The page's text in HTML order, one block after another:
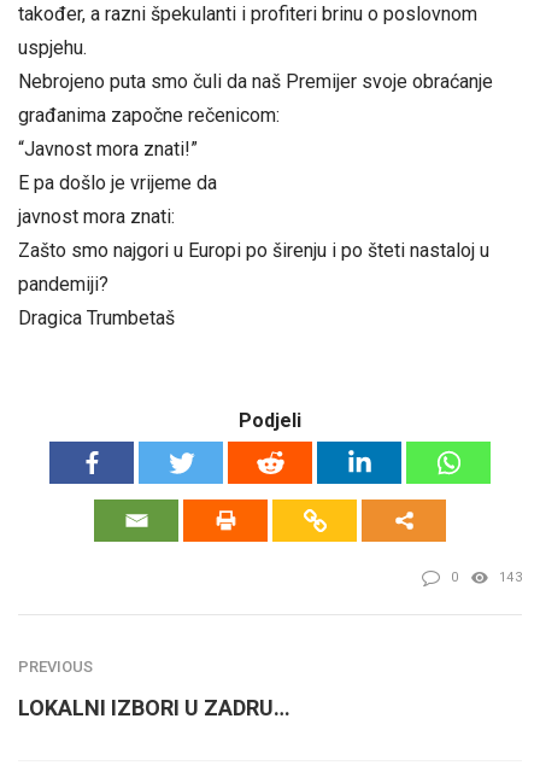
također, a razni špekulanti i profiteri brinu o poslovnom
uspjehu.
Nebrojeno puta smo čuli da naš Premijer svoje obraćanje
građanima započne rečenicom:
“Javnost mora znati!”
E pa došlo je vrijeme da
javnost mora znati:
Zašto smo najgori u Europi po širenju i po šteti nastaloj u
pandemiji?
Dragica Trumbetaš
Podjeli
0 143
PREVIOUS
LOKALNI IZBORI U ZADRU…